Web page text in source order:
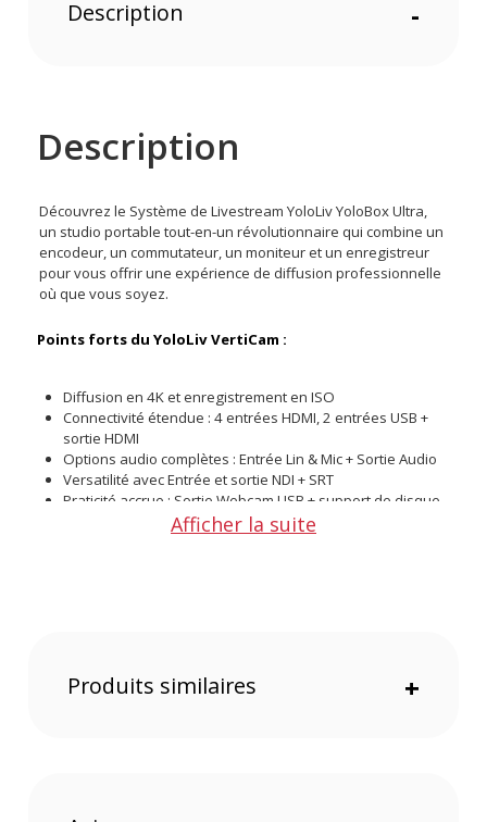
Description -
Description
Découvrez le Système de Livestream YoloLiv YoloBox Ultra,
un studio portable tout-en-un révolutionnaire qui combine un
encodeur, un commutateur, un moniteur et un enregistreur
pour vous offrir une expérience de diffusion professionnelle
où que vous soyez.
Points forts du YoloLiv VertiCam :
Diffusion en 4K et enregistrement en ISO
Connectivité étendue : 4 entrées HDMI, 2 entrées USB +
sortie HDMI
Options audio complètes : Entrée Lin & Mic + Sortie Audio
Versatilité avec Entrée et sortie NDI + SRT
Praticité accrue : Sortie Webcam USB + support de disque
Afficher la suite
Produits similaires +